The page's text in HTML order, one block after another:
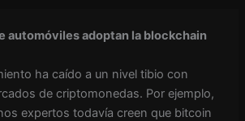
automóviles adoptan la blockchain
ha caído a un nivel tibio con
de criptomonedas. Por ejemplo,
expertos todavía creen que bitcoin